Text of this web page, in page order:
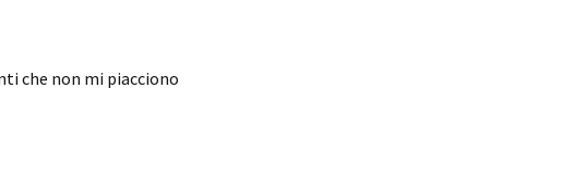
che non mi piacciono